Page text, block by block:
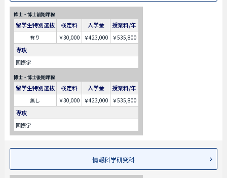
修士・博士前期課程
留学生特別選抜 検定料 入学金 授業料/年
有り ￥30,000 ￥423,000 ￥535,800
専攻
国際学
博士・博士後期課程
留学生特別選抜 検定料 入学金 授業料/年
無し ￥30,000 ￥423,000 ￥535,800
専攻
国際学
情報科学研究科